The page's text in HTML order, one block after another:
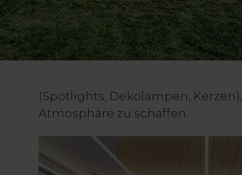
(Spotlights, Dekolampen,
Atmosphäre zu schaffen.